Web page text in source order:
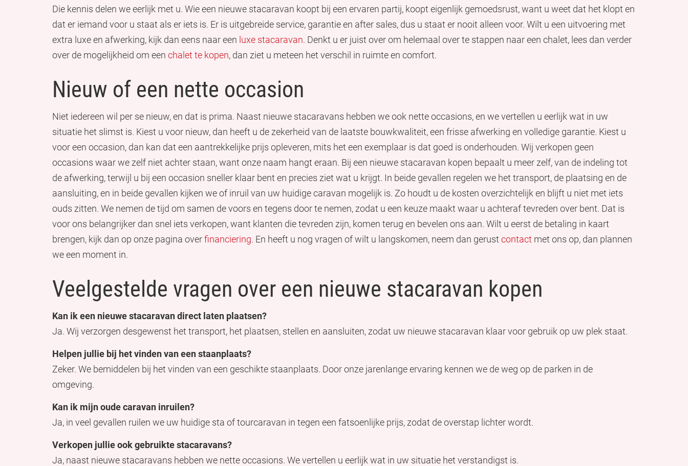
Die kennis delen we eerlijk met u. Wie een nieuwe stacaravan koopt bij een ervaren partij, koopt eigenlijk gemoedsrust, want u weet dat het klopt en
dat er iemand voor u staat als er iets is. Er is uitgebreide service, garantie en after sales, dus u staat er nooit alleen voor. Wilt u een uitvoering met
extra luxe en afwerking, kijk dan eens naar een luxe stacaravan. Denkt u er juist over om helemaal over te stappen naar een chalet, lees dan verder
over de mogelijkheid om een chalet te kopen, dan ziet u meteen het verschil in ruimte en comfort.
Nieuw of een nette occasion
Niet iedereen wil per se nieuw, en dat is prima. Naast nieuwe stacaravans hebben we ook nette occasions, en we vertellen u eerlijk wat in uw
situatie het slimst is. Kiest u voor nieuw, dan heeft u de zekerheid van de laatste bouwkwaliteit, een frisse afwerking en volledige garantie. Kiest u
voor een occasion, dan kan dat een aantrekkelijke prijs opleveren, mits het een exemplaar is dat goed is onderhouden. Wij verkopen geen
occasions waar we zelf niet achter staan, want onze naam hangt eraan. Bij een nieuwe stacaravan kopen bepaalt u meer zelf, van de indeling tot
de afwerking, terwijl u bij een occasion sneller klaar bent en precies ziet wat u krijgt. In beide gevallen regelen we het transport, de plaatsing en de
aansluiting, en in beide gevallen kijken we of inruil van uw huidige caravan mogelijk is. Zo houdt u de kosten overzichtelijk en blijft u niet met iets
ouds zitten. We nemen de tijd om samen de voors en tegens door te nemen, zodat u een keuze maakt waar u achteraf tevreden over bent. Dat is
voor ons belangrijker dan snel iets verkopen, want klanten die tevreden zijn, komen terug en bevelen ons aan. Wilt u eerst de betaling in kaart
brengen, kijk dan op onze pagina overfinanciering. En heeft u nog vragen of wilt u langskomen, neem dan gerust contact met ons op, dan plannen
we een moment in.
Veelgestelde vragen over een nieuwe stacaravan kopen
Kan ik een nieuwe stacaravan direct laten plaatsen?
Ja. Wij verzorgen desgewenst het transport, het plaatsen, stellen en aansluiten, zodat uw nieuwe stacaravan klaar voor gebruik op uw plek staat.
Helpen jullie bij het vinden van een staanplaats?
Zeker. We bemiddelen bij het vinden van een geschikte staanplaats. Door onze jarenlange ervaring kennen we de weg op de parken in de
omgeving.
Kan ik mijn oude caravan inruilen?
Ja, in veel gevallen ruilen we uw huidige sta of tourcaravan in tegen een fatsoenlijke prijs, zodat de overstap lichter wordt.
Verkopen jullie ook gebruikte stacaravans?
Ja, naast nieuwe stacaravans hebben we nette occasions. We vertellen u eerlijk wat in uw situatie het verstandigst is.